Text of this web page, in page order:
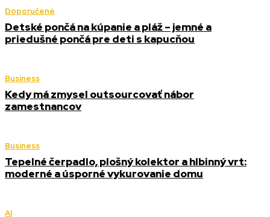
Doporučené
Detské pončá na kúpanie a pláž – jemné a
priedušné pončá pre deti s kapucňou
Business
Kedy má zmysel outsourcovať nábor
zamestnancov
Business
Tepelné čerpadlo, plošný kolektor a hlbinný vrt:
moderné a úsporné vykurovanie domu
AI